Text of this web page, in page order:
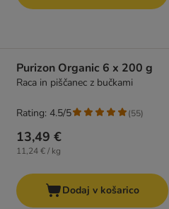
Purizon Organic 6 x 200 g
Raca in piščanec z bučkami
13,49 €
11,24 € / kg
Rating: 4.5/5 (55)
Dodaj v košarico